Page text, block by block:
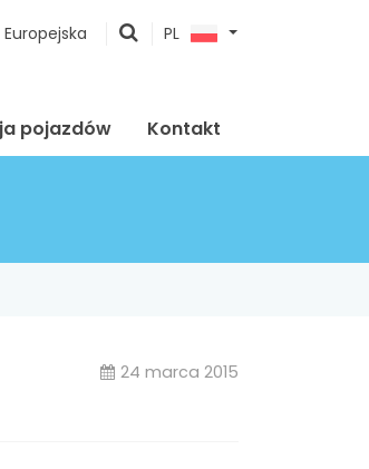
Europejska
pokaż
PL
pojazdów Kontakt
24 marca 2015